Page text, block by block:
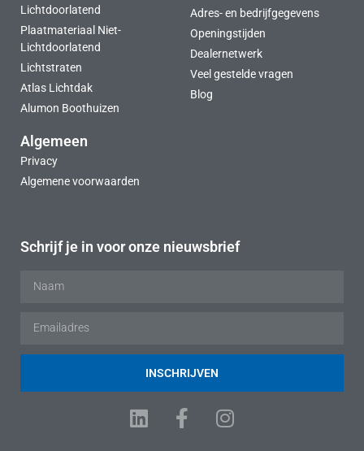
Lichtdoorlatend
Plaatmateriaal Niet-
Lichtdoorlatend
Lichtstraten
Atlas Lichtdak
Alumon Boothuizen
Algemeen
Privacy
Algemene voorwaarden
Adres- en bedrijfgegevens
Openingstijden
Dealernetwerk
Veel gestelde vragen
Blog
Schrijf je in voor onze nieuwsbrief
INSCHRIJVEN